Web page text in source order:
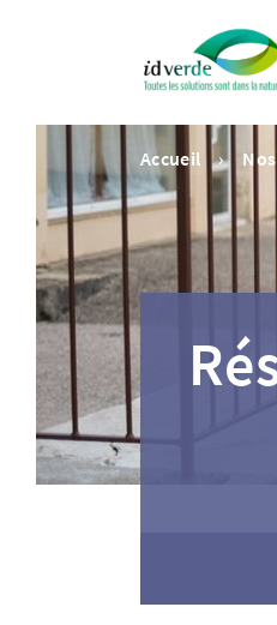
Accueil